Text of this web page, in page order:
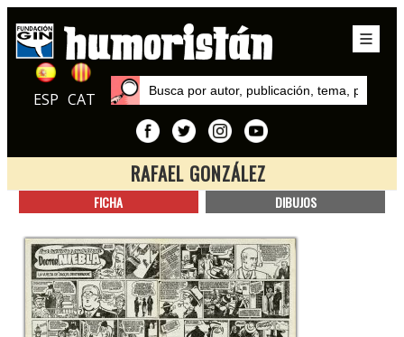
ESP CAT
RAFAEL GONZÁLEZ
Rafael González
FICHA DIBUJOS